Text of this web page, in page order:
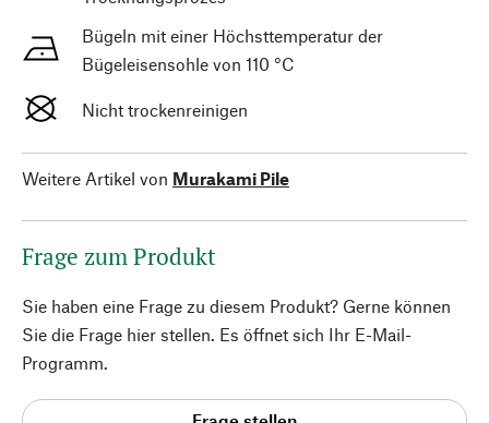
Bügeln mit einer Höchsttemperatur der
Bügeleisensohle von 110 °C
Nicht trockenreinigen
Weitere Artikel von Murakami Pile
Frage zum Produkt
Sie haben eine Frage zu diesem Produkt? Gerne können
Sie die Frage hier stellen. Es öffnet sich Ihr E-Mail-
Programm.